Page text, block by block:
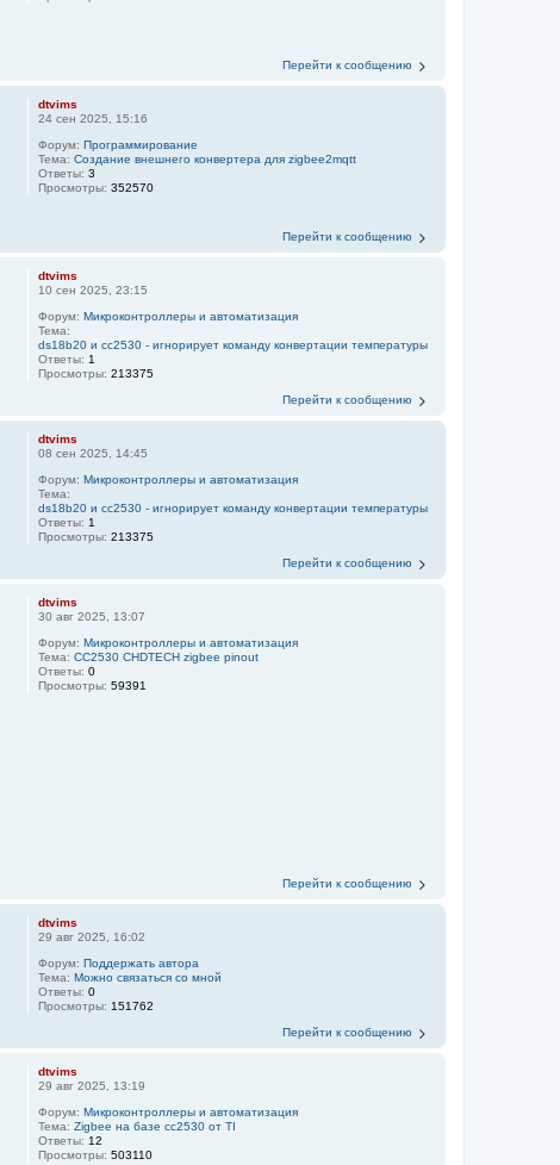
Перейти к сообщению
dtvims
24 сен 2025, 15:16
Форум:Программирование
Тема:Создание внешнего конвертера для zigbee2mqtt
Ответы:3
Просмотры:352570
Перейти к сообщению
dtvims
10 сен 2025, 23:15
Форум:Микроконтроллеры и автоматизация
Тема:
ds18b20 и сс2530 - игнорирует команду конвертации температуры
Ответы: 1
Просмотры:213375
Перейти к сообщению
dtvims
08 сен 2025, 14:45
Форум:Микроконтроллеры и автоматизация
Тема:
ds18b20 и сс2530 - игнорирует команду конвертации температуры
Ответы: 1
Просмотры:213375
Перейти к сообщению
dtvims
30 авг 2025, 13:07
Форум:Микроконтроллеры и автоматизация
Тема:CC2530 CHDTECH zigbee pinout
Ответы:0
Просмотры:59391
Перейти к сообщению
dtvims
29 авг 2025, 16:02
Форум:Поддержать автора
Тема:Можно связаться со мной
Ответы:0
Просмотры: 151762
Перейти к сообщению
dtvims
29 авг 2025, 13:19
Форум:Микроконтроллеры и автоматизация
Тема:Zigbee на базе cc2530 от TI
Ответы: 12
Просмотры:503110